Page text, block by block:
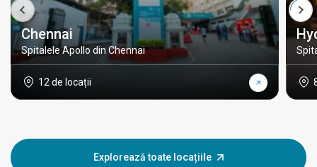
Chennai
Spitalele Apollo din Chennai
12 de locații
Explorează toate locațiile